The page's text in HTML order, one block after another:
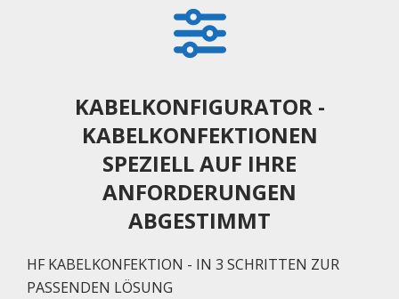
KABELKONFIGURATOR -
KABELKONFEKTIONEN
SPEZIELL AUF IHRE
ANFORDERUNGEN
ABGESTIMMT
HF KABELKONFEKTION - IN 3 SCHRITTEN ZUR
PASSENDEN LÖSUNG